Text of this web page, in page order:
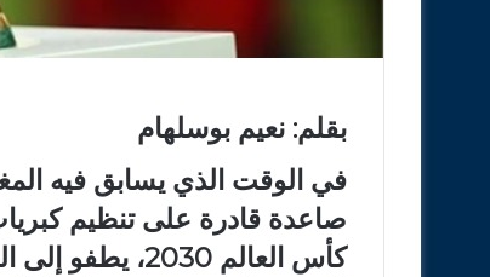
بقلم: نعيم بوسلهام
في الوقت الذي يسابق فيه
صاعدة قادرة على تنظيم
كأس العالم